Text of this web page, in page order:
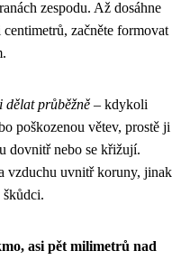
zespodu. Až dosáhne
začněte formovat
dělat průběžně – kdykoli
poškozenou větev, prostě ji
dovnitř nebo se křižují.
vzduchu uvnitř koruny, jinak
škůdci.
asi pět milimetrů nad